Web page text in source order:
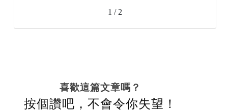
1 / 2
喜歡這篇文章嗎？
按個讚吧，不會令你失望！